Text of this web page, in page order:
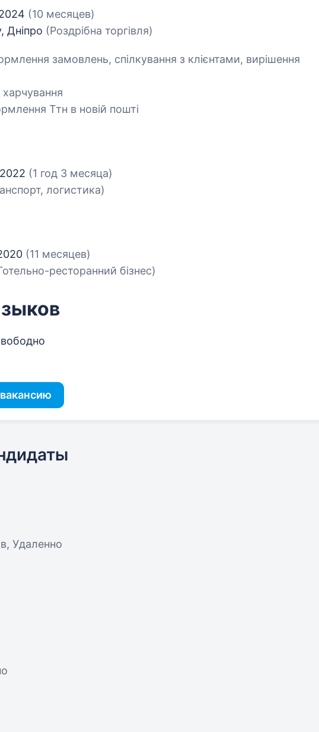
(10 месяцев)
Дніпро (Роздрібна торгівля)
замовлень, спілкування з клієнтами, вирішення
Ттн в новій пошті
(1 год 3 месяца)
логистика)
(11 месяцев)
ресторанний бізнес)
Удаленно